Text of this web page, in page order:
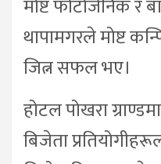
मोष्ट फोटोजेनिक र
थापामगरले मोष्ट
जित्न सफल भए।
होटल पोखरा
बिजेता